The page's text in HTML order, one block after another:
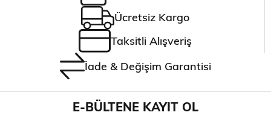
Ücretsiz Kargo
Taksitli Alışveriş
İade & Değişim Garantisi
E-BÜLTENE KAYIT OL